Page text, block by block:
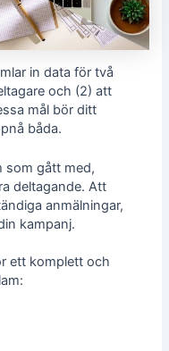
in data för två
och (2) att
mål bör ditt
båda.
som gått med,
deltagande. Att
anmälningar,
kampanj.
ett komplett och